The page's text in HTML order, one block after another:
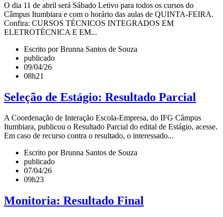
O dia 11 de abril será Sábado Letivo para todos os cursos do
Câmpus Itumbiara e com o horário das aulas de QUINTA-FEIRA.
Confira: CURSOS TÉCNICOS INTEGRADOS EM
ELETROTÉCNICA E EM...
Escrito por Brunna Santos de Souza
publicado
09/04/26
08h21
Seleção de Estágio: Resultado Parcial
A Coordenação de Interação Escola-Empresa, do IFG Câmpus
Itumbiara, publicou o Resultado Parcial do edital de Estágio, acesse.
Em caso de recurso contra o resultado, o interessado...
Escrito por Brunna Santos de Souza
publicado
07/04/26
09h23
Monitoria: Resultado Final